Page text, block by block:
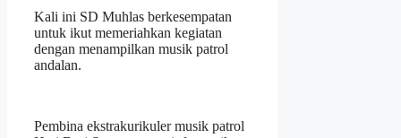
Kali ini SD Muhlas berkesempatan
untuk ikut memeriahkan kegiatan
dengan menampilkan musik patrol
andalan.
Pembina ekstrakurikuler musik patrol